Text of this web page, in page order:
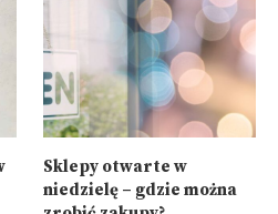
Sklepy otwarte w
niedzielę – gdzie można